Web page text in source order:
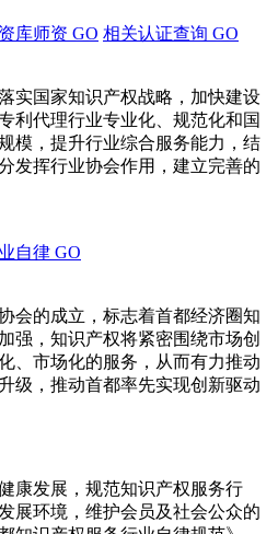
库师资 GO 相关认证查询 GO
实国家知识产权战略，加快建设
利代理行业专业化、规范化和国
模，提升行业综合服务能力，结
发挥行业协会作用，建立完善的
自律 GO
会的成立，标志着首都经济圈知
强，知识产权将紧密围绕市场创
、市场化的服务，从而有力推动
级，推动首都率先实现创新驱动
康发展，规范知识产权服务行
展环境，维护会员及社会公众的